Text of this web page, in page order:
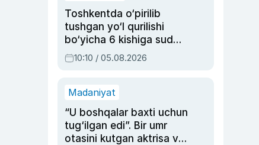
Toshkentda o‘pirilib
tushgan yo‘l qurilishi
bo‘yicha 6 kishiga sud
hukmi o‘qildi
10:10 / 05.08.2026
Madaniyat
“U boshqalar baxti uchun
tug‘ilgan edi”. Bir umr
otasini kutgan aktrisa va